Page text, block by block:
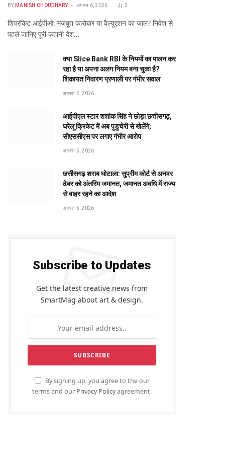
BY MANISH CHOUDHARY अगस्त 6, 2026 2
शिपरॉकेट आईपीओ: मजबूत कारोबार या वैल्यूएशन का जाल? निवेश से
पहले जानिए पूरी कहानी देश…
क्या Slice Bank RBI के नियमों का पालन कर
रहा है या अपना अलग नियम बना चुका है?
शिकायत निवारण प्रणाली पर गंभीर सवाल
अगस्त 6, 2026
आईपीएल स्टार शशांक सिंह ने छोड़ा छत्तीसगढ़,
घरेलू क्रिकेट में अब पुडुचेरी से खेलेंगे;
सीएससीएस पर लगाए गंभीर आरोप
अगस्त 5, 2026
छत्तीसगढ़ शराब घोटाला: सुप्रीम कोर्ट से अनवर
ढेबर को अंतरिम जमानत, जमानत अवधि में राज्य
से बाहर रहने का आदेश
अगस्त 5, 2026
Subscribe to Updates
Get the latest creative news from
SmartMag about art & design.
By signing up, you agree to the our
terms and our Privacy Policyagreement.